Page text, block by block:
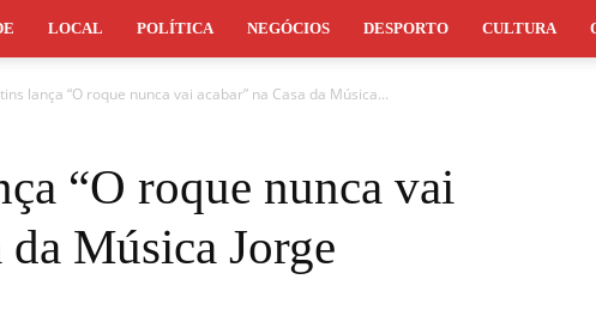
LOCAL POLÍTICA NEGÓCIOS DESPORTO CULTURA
lança “O roque nunca vai acabar” na Casa da Música...
“O roque nunca vai
da Música Jorge